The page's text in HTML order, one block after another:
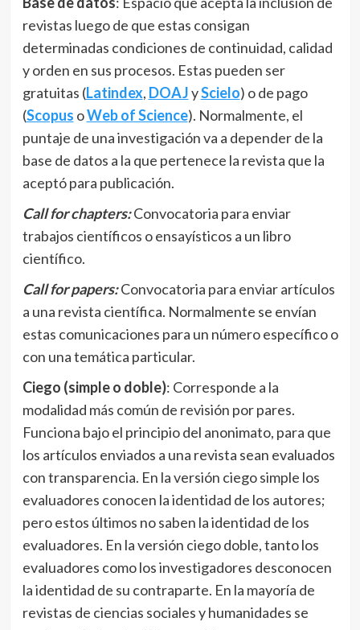
revistas luego de que estas consigan
determinadas condiciones de continuidad, calidad
y orden en sus procesos. Estas pueden ser
gratuitas (Latindex, DOAJyScielo) o de pago
(Scopus oWeb of Science). Normalmente, el
puntaje de una investigación va a depender de la
base de datos a la que pertenece la revista que la
aceptó para publicación.
Call for chapters:Convocatoria para enviar
trabajos científicos o ensayísticos a un libro
científico.
Call for papers:Convocatoria para enviar artículos
a una revista científica. Normalmente se envían
estas comunicaciones para un número específico o
con una temática particular.
Ciego (simple o doble): Corresponde a la
modalidad más común de revisión por pares.
Funciona bajo el principio del anonimato, para que
los artículos enviados a una revista sean evaluados
con transparencia. En la versión ciego simple los
evaluadores conocen la identidad de los autores;
pero estos últimos no saben la identidad de los
evaluadores. En la versión ciego doble, tanto los
evaluadores como los investigadores desconocen
la identidad de su contraparte. En la mayoría de
revistas de ciencias sociales y humanidades se